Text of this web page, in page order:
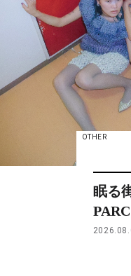
OTHER
眠る